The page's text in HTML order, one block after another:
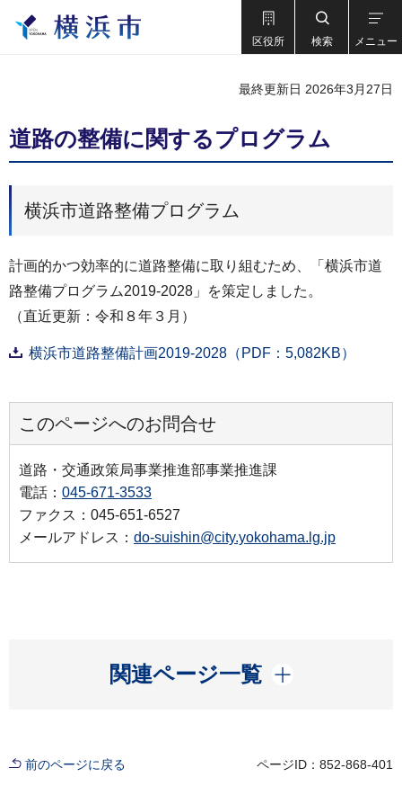
区役所 検索 メニュー
最終更新日 2026年3月27日
道路の整備に関するプログラム
横浜市道路整備プログラム
計画的かつ効率的に道路整備に取り組むため、「横浜市道
路整備プログラム2019-2028」を策定しました。
（直近更新：令和８年３月）
横浜市道路整備計画2019-2028（PDF：5,082KB）
このページへのお問合せ
道路・交通政策局事業推進部事業推進課
電話： 045-671-3533
ファクス：045-651-6527
メールアドレス： do-suishin@city.yokohama.lg.jp
関連ページ一覧
開く
前のページに戻る ページID：852-868-401